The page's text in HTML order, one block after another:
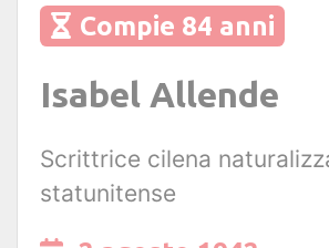
Compie 84 anni
Isabel Allende
Scrittrice cilena
statunitense